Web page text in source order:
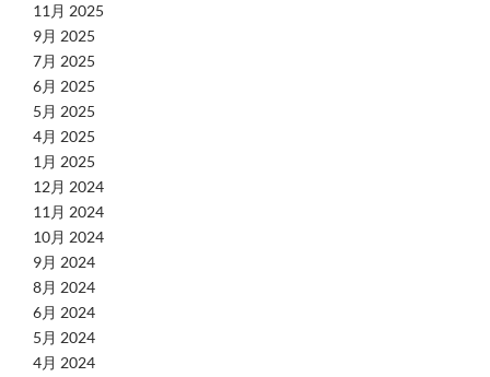
11月 2025
9月 2025
7月 2025
6月 2025
5月 2025
4月 2025
1月 2025
12月 2024
11月 2024
10月 2024
9月 2024
8月 2024
6月 2024
5月 2024
4月 2024